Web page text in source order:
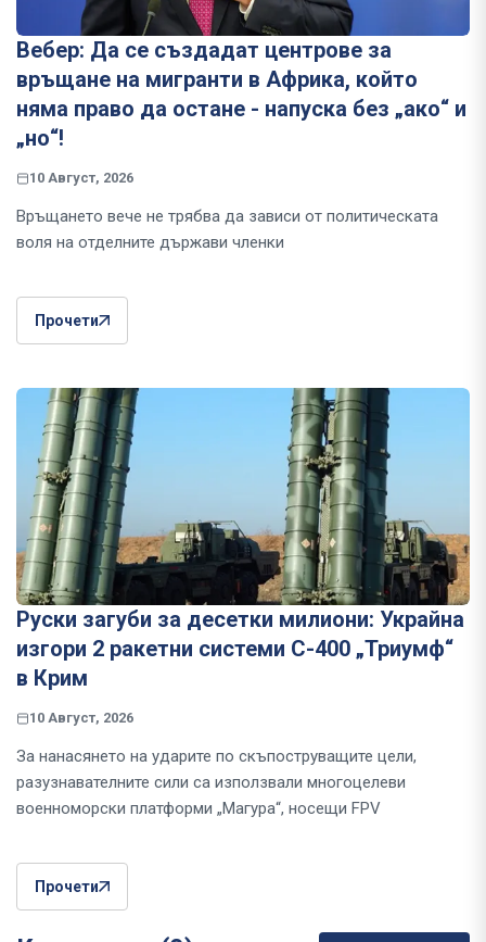
Вебер: Да се създадат центрове за
връщане на мигранти в Африка, който
няма право да остане - напуска без „ако“ и
„но“!
10 Август, 2026
Връщането вече не трябва да зависи от политическата
воля на отделните държави членки
Прочети
Руски загуби за десетки милиони: Украйна
изгори 2 ракетни системи С-400 „Триумф“
в Крим
10 Август, 2026
За нанасянето на ударите по скъпоструващите цели,
разузнавателните сили са използвали многоцелеви
военноморски платформи „Магура“, носещи FPV
Прочети